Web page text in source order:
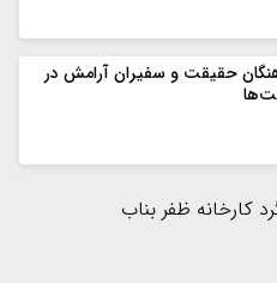
حقیقت و سفیران آرامش در